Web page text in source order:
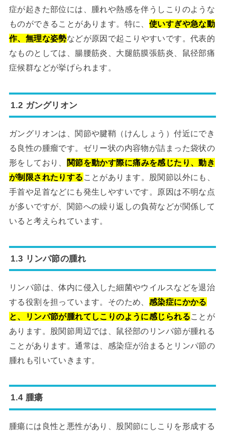
症が起きた部位には、腫れや熱感を伴うしこりのような
ものができることがあります。特に、 使いすぎや急な動
作、無理な姿勢などが原因で起こりやすいです。代表的
なものとしては、腸腰筋炎、大腿筋膜張筋炎、鼠径部痛
症候群などが挙げられます。
1.2 ガングリオン
ガングリオンは、関節や腱鞘（けんしょう）付近にでき
る良性の腫瘤です。ゼリー状の内容物が詰まった袋状の
形をしており、
関節を動かす際に痛みを感じたり、動き
が制限されたりする ことがあります。股関節以外にも、
手首や足首などにも発生しやすいです。原因は不明な点
が多いですが、関節への繰り返しの負荷などが関係して
いると考えられています。
1.3 リンパ節の腫れ
リンパ節は、体内に侵入した細菌やウイルスなどを退治
する役割を担っています。そのため、 感染症にかかる
と、リンパ節が腫れてしこりのように感じられることが
あります。股関節周辺では、鼠径部のリンパ節が腫れる
ことがあります。通常は、感染症が治まるとリンパ節の
腫れも引いていきます。
1.4 腫瘍
腫瘍には良性と悪性があり、股関節にしこりを形成する